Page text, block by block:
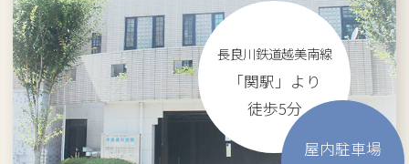
長良川鉄道越美南線
「関駅」より
徒歩5分
屋内駐車場